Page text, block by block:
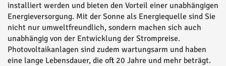
installiert werden und bieten den Vorteil einer unabhängigen
Energieversorgung. Mit der Sonne als Energiequelle sind Sie
nicht nur umweltfreundlich, sondern machen sich auch
unabhängig von der Entwicklung der Strompreise.
Photovoltaikanlagen sind zudem wartungsarm und haben
eine lange Lebensdauer, die oft 20 Jahre und mehr beträgt.